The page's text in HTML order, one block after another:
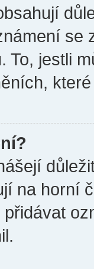
se
To, jestli
na horní